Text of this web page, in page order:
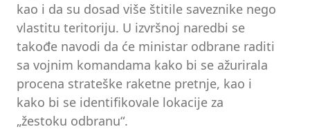
kao i da su dosad više štitile saveznike nego
vlastitu teritoriju. U izvršnoj naredbi se
takođe navodi da će ministar odbrane raditi
sa vojnim komandama kako bi se ažurirala
procena strateške raketne pretnje, kao i
kako bi se identifikovale lokacije za
„žestoku odbranu“.